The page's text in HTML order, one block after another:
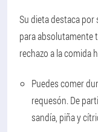
Su dieta destaca por
para absolutamente
rechazo a la comida
Puedes comer
requesón. De
sandía, piña y